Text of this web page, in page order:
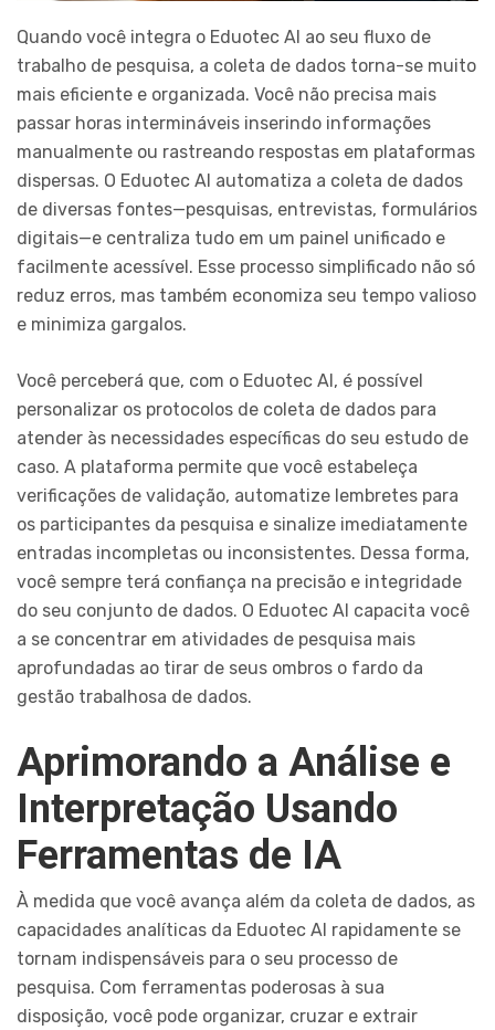
Quando você integra o Eduotec AI ao seu fluxo de
trabalho de pesquisa, a coleta de dados torna-se muito
mais eficiente e organizada. Você não precisa mais
passar horas intermináveis inserindo informações
manualmente ou rastreando respostas em plataformas
dispersas. O Eduotec AI automatiza a coleta de dados
de diversas fontes—pesquisas, entrevistas, formulários
digitais—e centraliza tudo em um painel unificado e
facilmente acessível. Esse processo simplificado não só
reduz erros, mas também economiza seu tempo valioso
e minimiza gargalos.
Você perceberá que, com o Eduotec AI, é possível
personalizar os protocolos de coleta de dados para
atender às necessidades específicas do seu estudo de
caso. A plataforma permite que você estabeleça
verificações de validação, automatize lembretes para
os participantes da pesquisa e sinalize imediatamente
entradas incompletas ou inconsistentes. Dessa forma,
você sempre terá confiança na precisão e integridade
do seu conjunto de dados. O Eduotec AI capacita você
a se concentrar em atividades de pesquisa mais
aprofundadas ao tirar de seus ombros o fardo da
gestão trabalhosa de dados.
Aprimorando a Análise e
Interpretação Usando
Ferramentas de IA
À medida que você avança além da coleta de dados, as
capacidades analíticas da Eduotec AI rapidamente se
tornam indispensáveis para o seu processo de
pesquisa. Com ferramentas poderosas à sua
disposição, você pode organizar, cruzar e extrair